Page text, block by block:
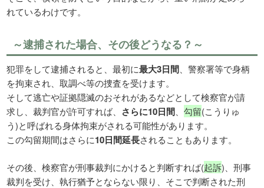
れているわけです。
～逮捕された場合、その後どうなる？～
犯罪をして逮捕されると、最初に最大3日間 、警察署等で身柄
を拘束され、取調べ等の捜査を受けます。
そして逃亡や証拠隠滅のおそれがあるなどとして検察官が請
求し、裁判官が許可すれば、 さらに10日間 、勾留(こうりゅ
う)と呼ばれる身体拘束がされる可能性があります。
この勾留期間はさらに10日間延長されることもあります。
その後、検察官が刑事裁判にかけると判断すれば(起訴)、刑事
裁判を受け、執行猶予とならない限り、そこで判断された刑